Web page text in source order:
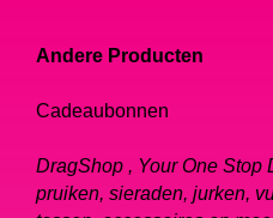
Andere Producten
Cadeaubonnen
DragShop , Your One Stop
pruiken, sieraden, jurken,